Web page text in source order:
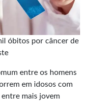
óbitos por câncer de
entre os homens
em idosos com
mais jovem